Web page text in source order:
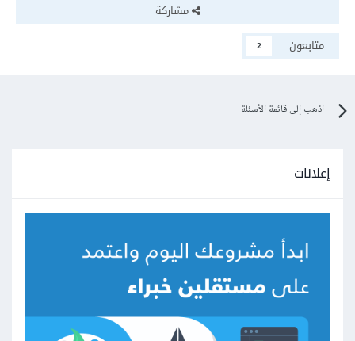
مشاركة
متابعون
2
اذهب إلى قائمة الأسئلة
إعلانات